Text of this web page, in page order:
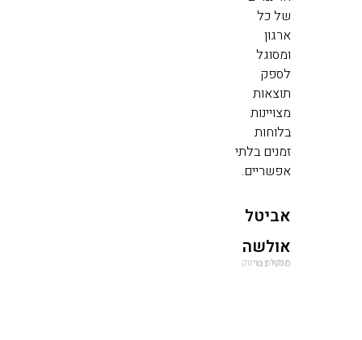
של כל
ארגון
ומסוגל
לספק
תוצאות
מצויינות
בלוחות
זמנים בלתי
אפשריים.
אביטל
אולשה
מנהלת שיווק סלטי צבר.